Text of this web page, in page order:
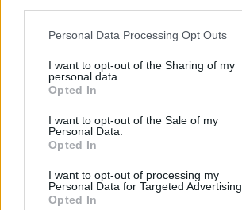
Personal Data Processing Opt Outs
I want to opt-out of the Sharing of my
personal data.
Opted In
I want to opt-out of the Sale of my
Personal Data.
Opted In
I want to opt-out of processing my
Personal Data for Targeted Advertising.
Opted In